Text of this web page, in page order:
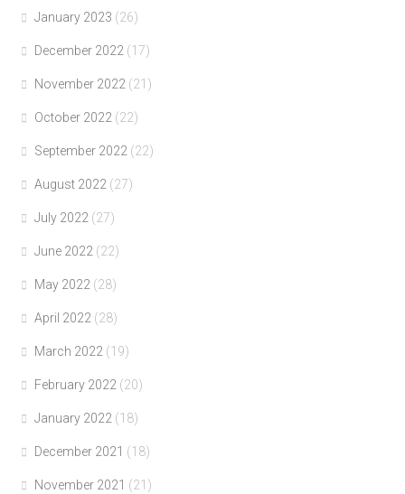
January 2023 (26)
December 2022 (17)
November 2022 (21)
October 2022 (22)
September 2022 (22)
August 2022 (27)
July 2022 (27)
June 2022 (22)
May 2022 (28)
April 2022 (28)
March 2022 (19)
February 2022 (20)
January 2022 (18)
December 2021 (18)
November 2021 (21)